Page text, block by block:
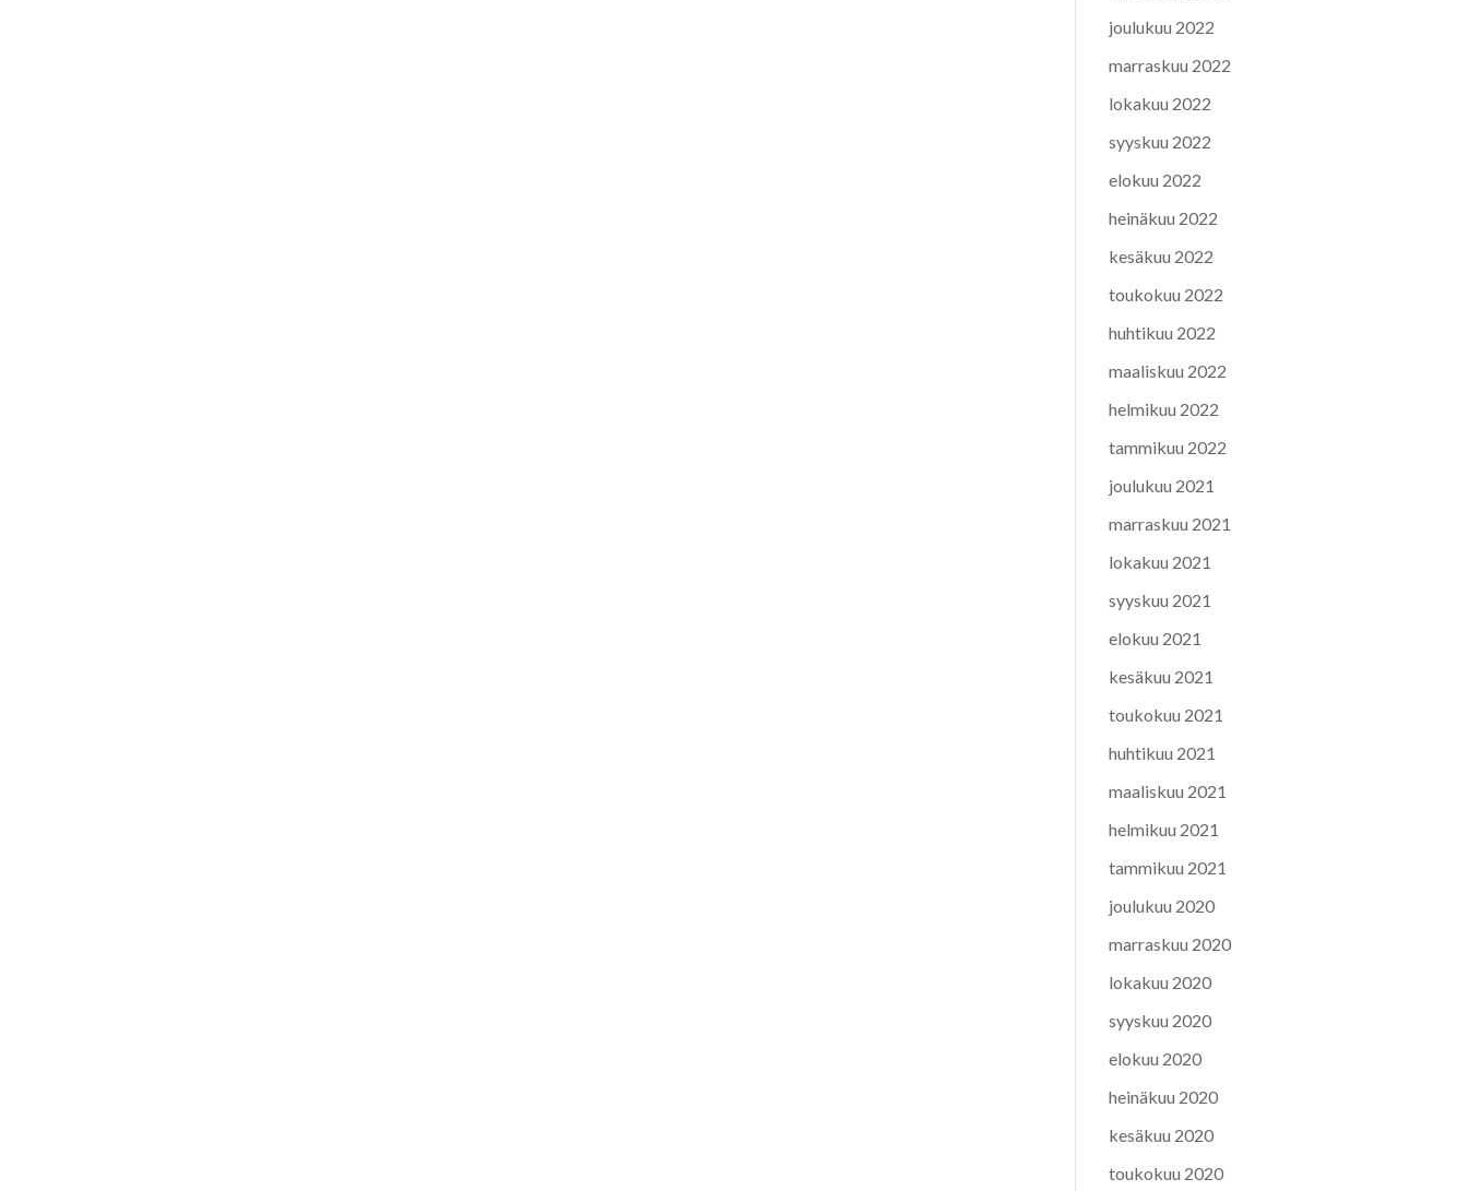
joulukuu 2022
marraskuu 2022
lokakuu 2022
syyskuu 2022
elokuu 2022
heinäkuu 2022
kesäkuu 2022
toukokuu 2022
huhtikuu 2022
maaliskuu 2022
helmikuu 2022
tammikuu 2022
joulukuu 2021
marraskuu 2021
lokakuu 2021
syyskuu 2021
elokuu 2021
kesäkuu 2021
toukokuu 2021
huhtikuu 2021
maaliskuu 2021
helmikuu 2021
tammikuu 2021
joulukuu 2020
marraskuu 2020
lokakuu 2020
syyskuu 2020
elokuu 2020
heinäkuu 2020
kesäkuu 2020
toukokuu 2020